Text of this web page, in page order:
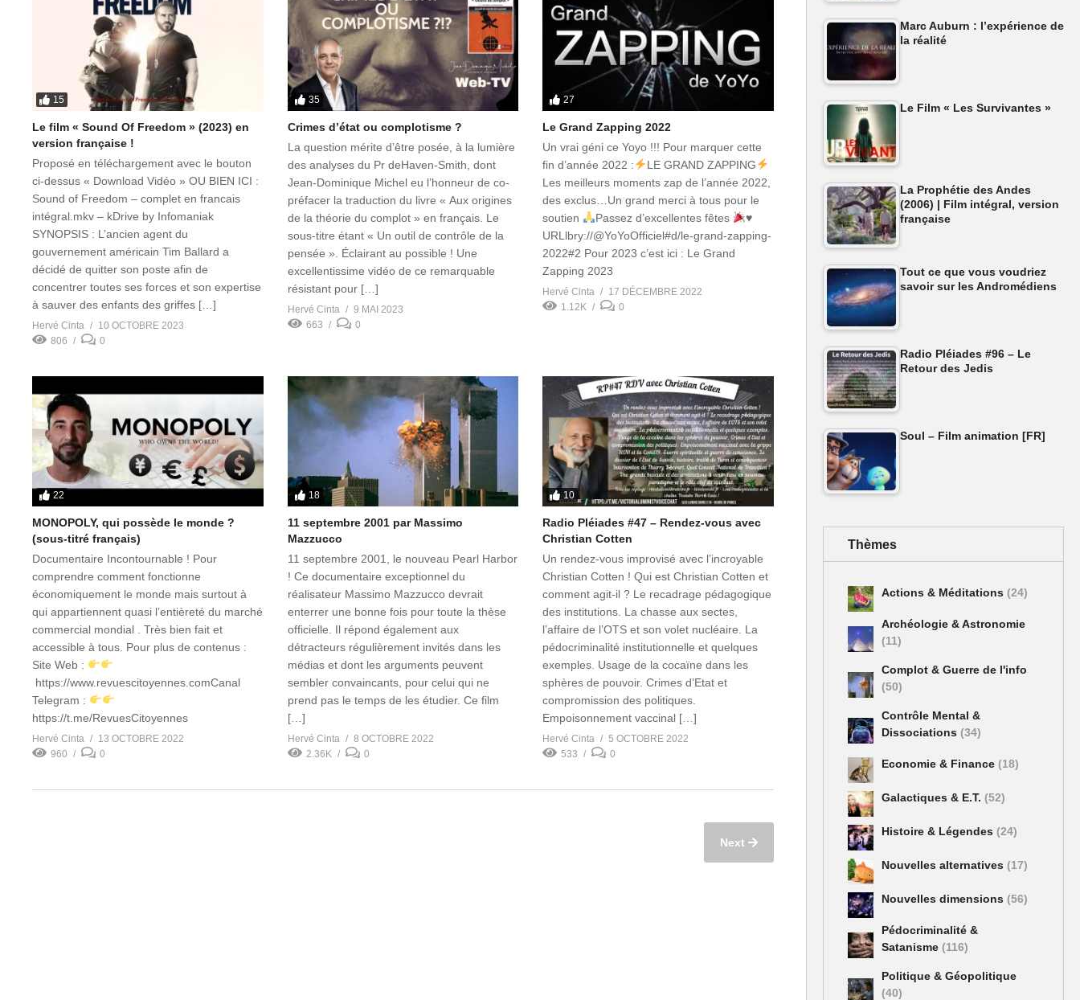
15
Le film « Sound Of Freedom » (2023) en
version française !
Proposé en téléchargement avec le bouton
ci-dessus « Download Vidéo » OU BIEN ICI :
Sound of Freedom – complet en francais
intégral.mkv – kDrive by Infomaniak
SYNOPSIS : L’ancien agent du
gouvernement américain Tim Ballard a
décidé de quitter son poste afin de
concentrer toutes ses forces et son expertise
à sauver des enfants des griffes […]
Hervé Cinta
10 OCTOBRE 2023
806
0
35
Crimes d’état ou complotisme ?
La question mérite d’être posée, à la lumière
des analyses du Pr deHaven-Smith, dont
Jean-Dominique Michel eu l’honneur de co-
préfacer la traduction du livre « Aux origines
de la théorie du complot » en français. Le
sous-titre étant « Un outil de contrôle de la
pensée ». Éclairant au possible ! Une
excellentissime vidéo de ce remarquable
résistant pour […]
Hervé Cinta
9 MAI 2023
663
0
27
Le Grand Zapping 2022
Un vrai géni ce Yoyo !!! Pour marquer cette
fin d’année 2022 :
LE GRAND ZAPPING
Les meilleurs moments zap de l’année 2022,
des exclus…Un grand merci à tous pour le
soutien
Passez d’excellentes fêtes
♥️
URLlbry://@YoYoOfficiel#d/le-grand-zapping-
2022#2 Pour 2023 c’est ici : Le Grand
Zapping 2023
Hervé Cinta
17 DÉCEMBRE 2022
1.12K
0
22
MONOPOLY, qui possède le monde ?
(sous-titré français)
Documentaire Incontournable ! Pour
comprendre comment fonctionne
économiquement le monde mais surtout à
qui appartiennent quasi l’entièreté du marché
commercial mondial . Très bien fait et
accessible à tous. Pour plus de contenus :
Site Web :
https://www.revuescitoyennes.comCanal
Telegram :
https://t.me/RevuesCitoyennes
Hervé Cinta
13 OCTOBRE 2022
960
0
18
11 septembre 2001 par Massimo
Mazzucco
11 septembre 2001, le nouveau Pearl Harbor
! Ce documentaire exceptionnel du
réalisateur Massimo Mazzucco devrait
enterrer une bonne fois pour toute la thèse
officielle. Il répond également aux
détracteurs régulièrement invités dans les
médias et dont les arguments peuvent
sembler convaincants, pour celui qui ne
prend pas le temps de les étudier. Ce film
[…]
Hervé Cinta
8 OCTOBRE 2022
2.36K
0
10
Radio Pléiades #47 – Rendez-vous avec
Christian Cotten
Un rendez-vous improvisé avec l’incroyable
Christian Cotten ! Qui est Christian Cotten et
comment agit-il ? Le recadrage pédagogique
des institutions. La chasse aux sectes,
l’affaire de l’OTS et son volet nucléaire. La
pédocriminalité institutionnelle et quelques
exemples. Usage de la cocaïne dans les
sphères de pouvoir. Crimes d’Etat et
compromission des politiques.
Empoisonnement vaccinal […]
Hervé Cinta
5 OCTOBRE 2022
533
0
Next
Marc Auburn : l’expérience de
la réalité
Le Film « Les Survivantes »
La Prophétie des Andes
(2006) | Film intégral, version
française
Tout ce que vous voudriez
savoir sur les Andromédiens
Radio Pléiades #96 – Le
Retour des Jedis
Soul – Film animation [FR]
Thèmes
Actions & Méditations (24)
Archéologie & Astronomie
(11)
Complot & Guerre de l'info
(50)
Contrôle Mental &
Dissociations (34)
Economie & Finance (18)
Galactiques & E.T. (52)
Histoire & Légendes (24)
Nouvelles alternatives (17)
Nouvelles dimensions (56)
Pédocriminalité &
Satanisme (116)
Politique & Géopolitique
(40)